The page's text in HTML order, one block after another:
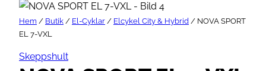
Hem / Butik / El-Cyklar / Elcykel City & Hybrid / NOVA SPORT
EL 7-VXL
Skeppshult